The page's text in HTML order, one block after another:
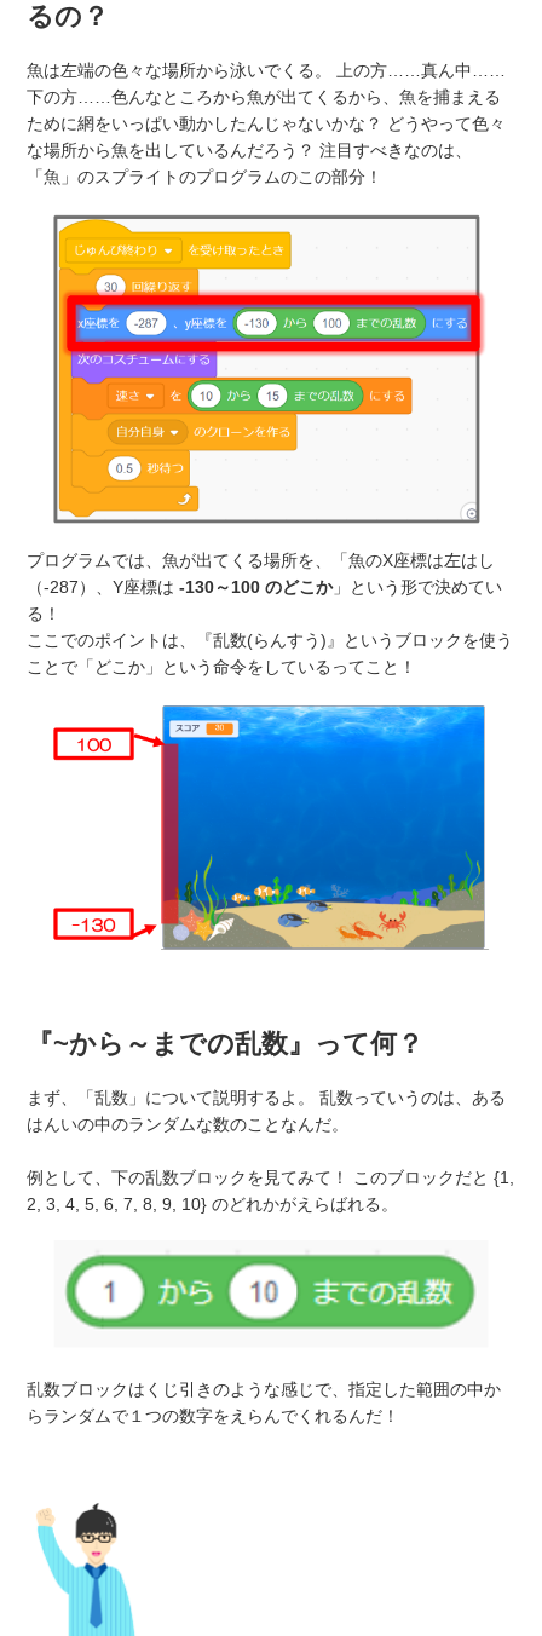
るの？
魚は左端の色々な場所から泳いでくる。 上の方……真ん中……
下の方……色んなところから魚が出てくるから、魚を捕まえる
ために網をいっぱい動かしたんじゃないかな？ どうやって色々
な場所から魚を出しているんだろう？ 注目すべきなのは、
「魚」のスプライトのプログラムのこの部分！
プログラムでは、魚が出てくる場所を、「魚のX座標は左はし
（-287）、Y座標は -130～100 のどこか」という形で決めてい
る！
ここでのポイントは、『乱数(らんすう)』というブロックを使う
ことで「どこか」という命令をしているってこと！
『~から～までの乱数』って何？
まず、「乱数」について説明するよ。 乱数っていうのは、ある
はんいの中のランダムな数のことなんだ。
例として、下の乱数ブロックを見てみて！ このブロックだと {1,
2, 3, 4, 5, 6, 7, 8, 9, 10} のどれかがえらばれる。
乱数ブロックはくじ引きのような感じで、指定した範囲の中か
らランダムで１つの数字をえらんでくれるんだ！